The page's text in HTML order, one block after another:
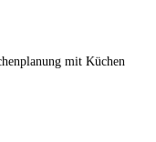
mit Küchen